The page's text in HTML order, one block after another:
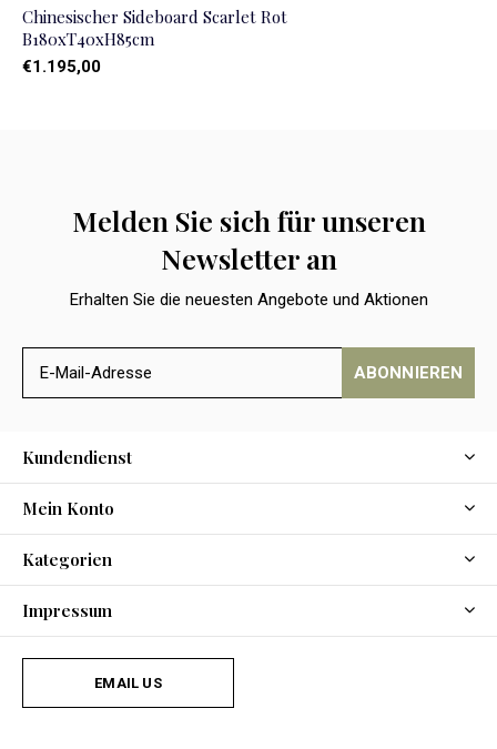
Chinesischer Sideboard Scarlet Rot
B180xT40xH85cm
€1.195,00
Melden Sie sich für unseren
Newsletter an
Erhalten Sie die neuesten Angebote und Aktionen
ABONNIEREN
Kundendienst
Mein Konto
Kategorien
Impressum
EMAIL US